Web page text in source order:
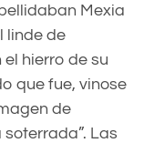
Mexia
linde de
hierro de su
que fue, vinose
de
Las